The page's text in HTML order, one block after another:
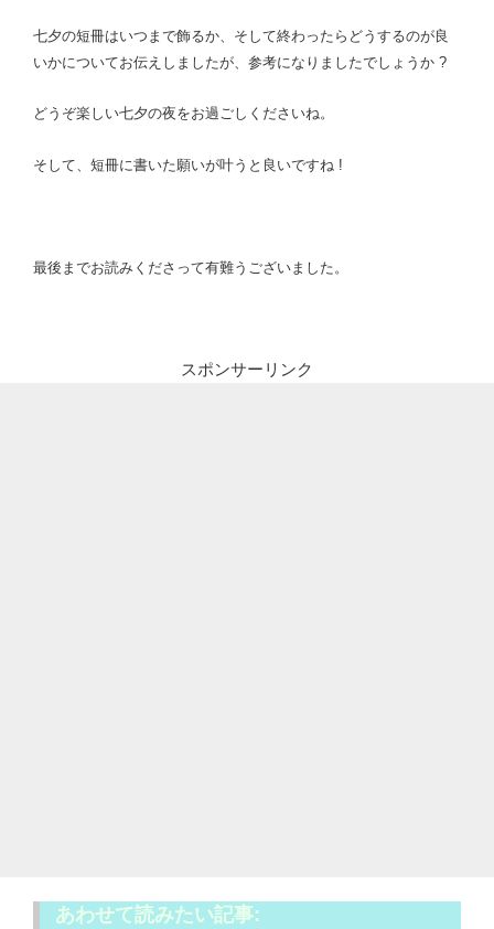
七夕の短冊はいつまで飾るか、そして終わったらどうするのが良
いかについてお伝えしましたが、参考になりましたでしょうか ?
どうぞ楽しい七夕の夜をお過ごしくださいね。
そして、短冊に書いた願いが叶うと良いですね !
最後までお読みくださって有難うございました。
スポンサーリンク
あわせて読みたい記事: